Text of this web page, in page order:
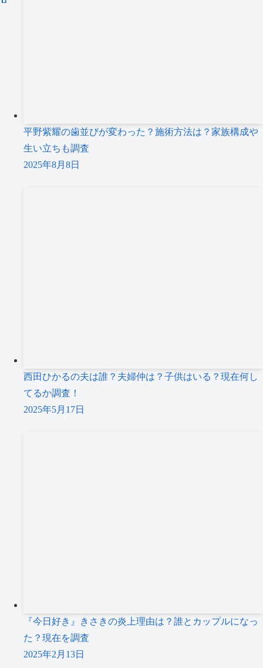
平野紫耀の歯並びが変わった？施術方法は？家族構成や
生い立ちも調査
2025年8月8日
西田ひかるの夫は誰？夫婦仲は？子供はいる？現在何し
てるか調査！
2025年5月17日
『今日好き』きさきの炎上理由は？誰とカップルになっ
た？現在を調査
2025年2月13日